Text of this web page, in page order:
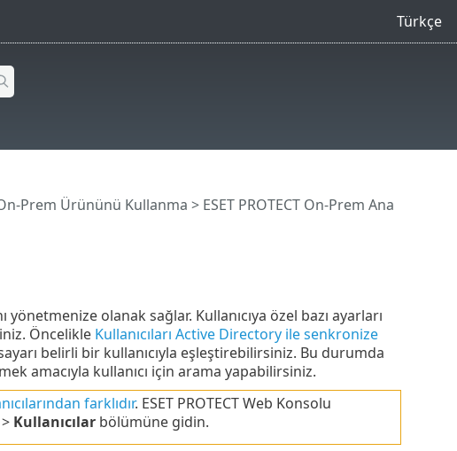
Türkçe
On-Prem Ürününü Kullanma > ESET PROTECT On-Prem Ana
yönetmenize olanak sağlar. Kullanıcıya özel bazı ayarları
Öncelikle Kullanıcıları Active Directory ile senkronize
belirli bir kullanıcıyla eşleştirebilirsiniz. Bu durumda
amacıyla kullanıcı için arama yapabilirsiniz.
farklıdır. ESET PROTECT Web Konsolu
> Kullanıcılarbölümüne gidin.